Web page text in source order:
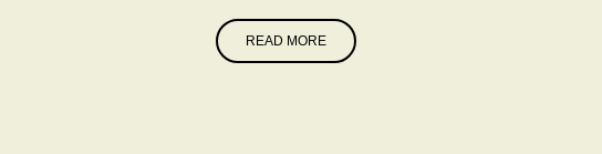
READ MORE